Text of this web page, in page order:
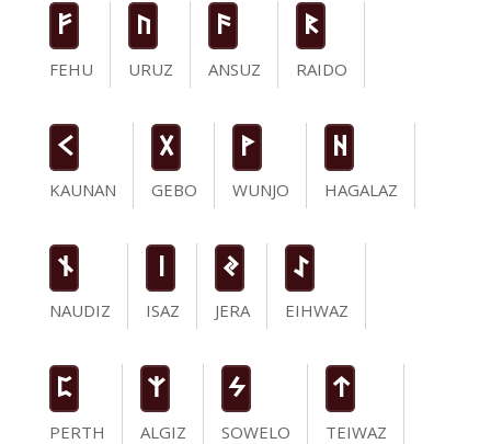
F
FEHU
U
URUZ
a
ANSUZ
R
RAIDO
K
KAUNAN
G
GEBO
W
WUNJO
H
HAGALAZ
n
NAUDIZ
ISAZ
J
JERA
I
EIHWAZ
P
PERTH
Z
ALGIZ
S
SOWELO
t
TEIWAZ